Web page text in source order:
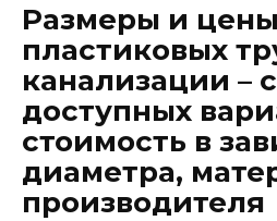
Размеры и цены
пластиковых
канализации –
доступных
стоимость в
диаметра,
производителя